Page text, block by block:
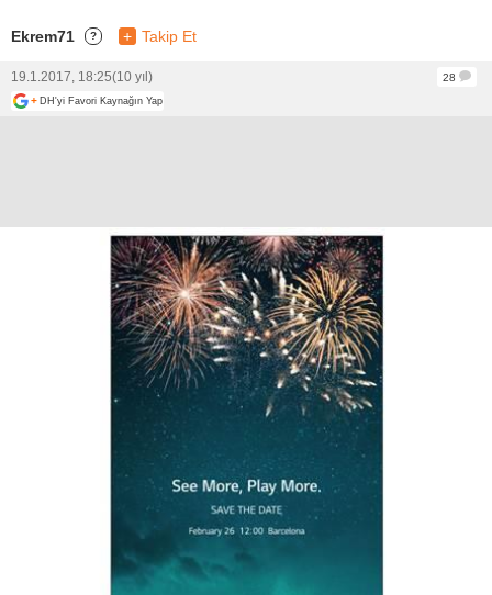
Ekrem71 ? + Takip Et
19.1.2017, 18:25(10 yıl)
28
+ DH'yi Favori Kaynağın Yap